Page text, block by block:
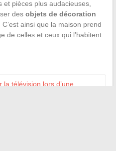
pièces plus audacieuses,
des objets de décoration
ainsi que la maison prend
de celles et ceux qui l’habitent.
télévision lors d’une